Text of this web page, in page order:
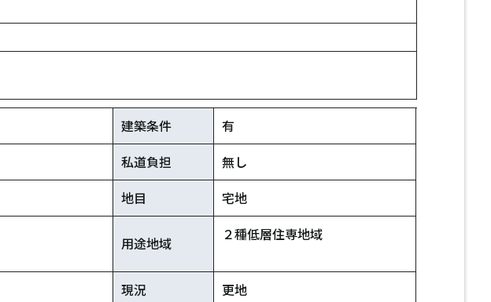
建築条件
有
私道負担
無し
地目 宅地
用途地域
２種低層住専地域
現況
更地